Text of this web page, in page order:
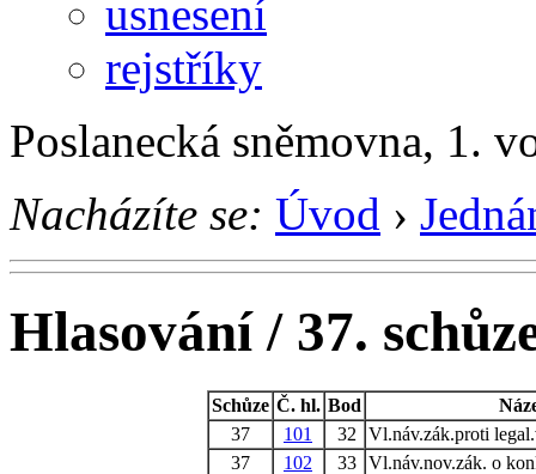
usnesení
rejstříky
Poslanecká sněmovna, 1.
Nacházíte se: Úvod ›
Hlasování / 37.
Schůze Č. hl. Bod
37
101 32
Vl.náv.zák.proti
37
102 33 Vl.náv.nov.zák. o